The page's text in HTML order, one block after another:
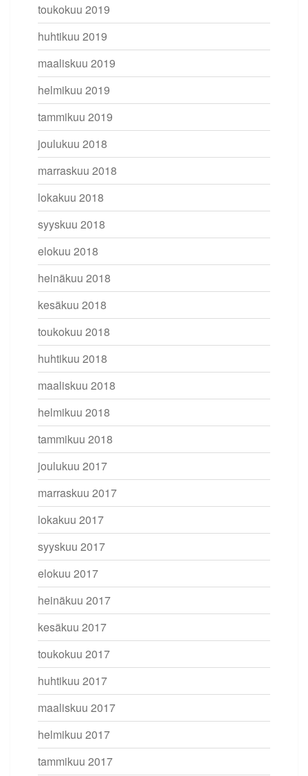
toukokuu 2019
huhtikuu 2019
maaliskuu 2019
helmikuu 2019
tammikuu 2019
joulukuu 2018
marraskuu 2018
lokakuu 2018
syyskuu 2018
elokuu 2018
heinäkuu 2018
kesäkuu 2018
toukokuu 2018
huhtikuu 2018
maaliskuu 2018
helmikuu 2018
tammikuu 2018
joulukuu 2017
marraskuu 2017
lokakuu 2017
syyskuu 2017
elokuu 2017
heinäkuu 2017
kesäkuu 2017
toukokuu 2017
huhtikuu 2017
maaliskuu 2017
helmikuu 2017
tammikuu 2017